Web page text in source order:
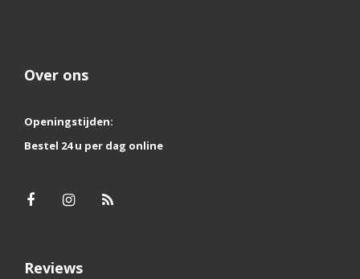
Over ons
Openingstijden:
Bestel 24 u per dag online
Reviews